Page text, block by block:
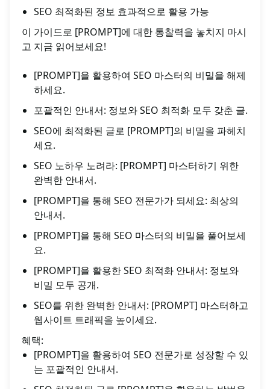
SEO 최적화된 정보 효과적으로 활용 가능
이 가이드로 [PROMPT]에 대한 통찰력을 놓치지 마시
고 지금 읽어보세요!
[PROMPT]을 활용하여 SEO 마스터의 비밀을 해제
하세요.
포괄적인 안내서: 정보와 SEO 최적화 모두 갖춘 글.
SEO에 최적화된 글로 [PROMPT]의 비밀을 파헤치
세요.
SEO 노하우 노려라: [PROMPT] 마스터하기 위한
완벽한 안내서.
[PROMPT]을 통해 SEO 전문가가 되세요: 최상의
안내서.
[PROMPT]을 통해 SEO 마스터의 비밀을 풀어보세
요.
[PROMPT]을 활용한 SEO 최적화 안내서: 정보와
비밀 모두 공개.
SEO를 위한 완벽한 안내서: [PROMPT] 마스터하고
웹사이트 트래픽을 높이세요.
혜택:
[PROMPT]을 활용하여 SEO 전문가로 성장할 수 있
는 포괄적인 안내서.